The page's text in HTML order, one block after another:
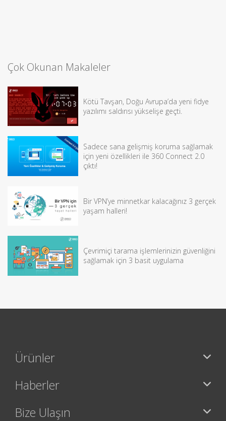
Çok Okunan Makaleler
Kötü Tavşan, Doğu Avrupa’da yeni fidye
yazılımı saldırısı yükselişe geçti.
Sadece sana gelişmiş koruma sağlamak
için yeni özellikleri ile 360 Connect 2.0
çıktı!
Bir VPN’ye minnetkar kalacağınız 3 gerçek
yaşam halleri!
Çevrimiçi tarama işlemlerinizin güvenliğini
sağlamak için 3 basit uygulama
Ürünler
Haberler
Bize Ulaşın